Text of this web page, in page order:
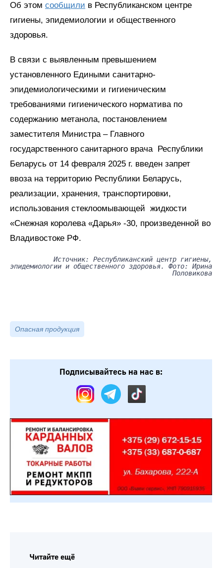
Об этом сообщили в Республиканском центре
гигиены, эпидемиологии и общественного
здоровья.
В связи с выявленным превышением
установленного Едиными санитарно-
эпидемиологическими и гигиеническим
требованиями гигиенического норматива по
содержанию метанола, постановлением
заместителя Министра – Главного
государственного санитарного врача Республики
Беларусь от 14 февраля 2025 г. введен запрет
ввоза на территорию Республики Беларусь,
реализации, хранения, транспортировки,
использования стеклоомывающей жидкости
«Снежная королева «Дарья» -30, произведенной во
Владивостоке РФ.
Источник: Республиканский центр гигиены,
эпидемиологии и общественного здоровья. Фото: Ирина
Половикова
Опасная продукция
Подписывайтесь на нас в:
Читайте ещё